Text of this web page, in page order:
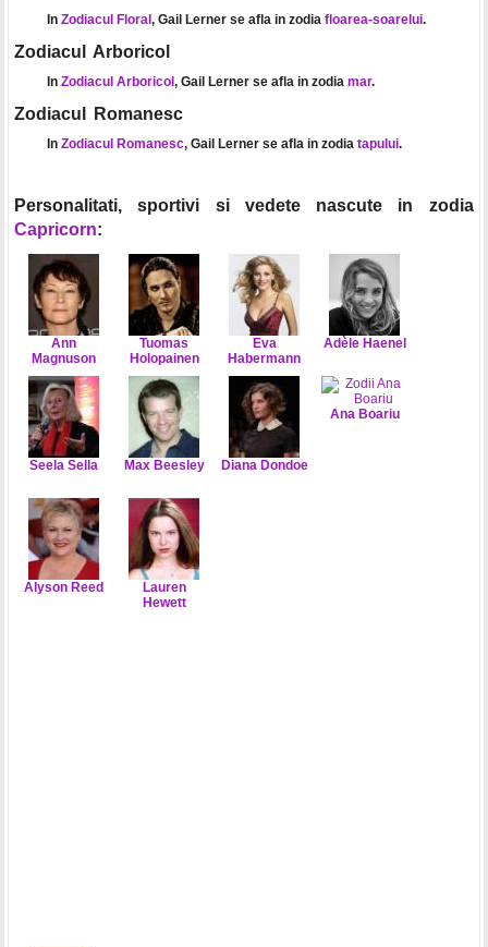
In Zodiacul Floral , Gail Lerner se afla in zodia floarea-soarelui.
Zodiacul Arboricol
In Zodiacul Arboricol , Gail Lerner se afla in zodia mar.
Zodiacul Romanesc
In Zodiacul Romanesc, Gail Lerner se afla in zodia tapului.
Personalitati, sportivi si vedete nascute in zodia
Capricorn:
Ann
Magnuson
Tuomas
Holopainen
Eva
Habermann
Adèle Haenel
Seela Sella Max Beesley Diana Dondoe
Ana Boariu
Alyson Reed
Lauren
Hewett